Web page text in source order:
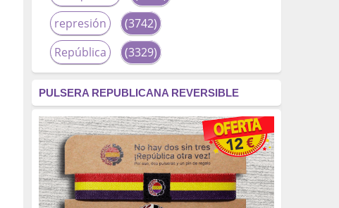
represión
(3742)
República
(3329)
fascismo
(2677)
tardofranquismo
(2320)
Actualidad
(2319)
monarquía
(2253)
PULSERA REPUBLICANA REVERSIBLE